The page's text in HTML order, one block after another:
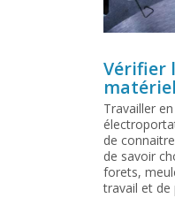
Vérifier
Travailler
de
de savoir
forets,
travail et de